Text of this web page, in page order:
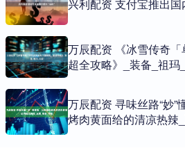
兴利配资 支付宝推出国
万辰配资 《冰雪传奇「
超全攻略》_装备_祖玛
万辰配资 寻味丝路“妙
烤肉黄面给的清凉热辣